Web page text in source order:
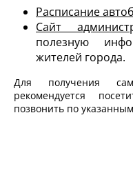
Расписание
Сайт
полезную
жителей города.
Для получения
рекомендуется
позвонить по